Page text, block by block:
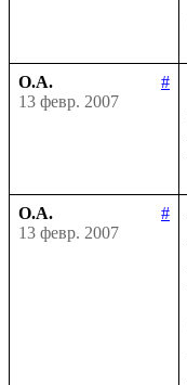
О.А.
#
13 февр. 2007
О.А.
#
13 февр. 2007